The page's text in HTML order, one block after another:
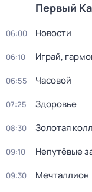
Первый
06:00 Новости
06:10 Играй,
06:55 Часовой
07:25 Здоровье
08:30 Золотая
09:10 Непутёвые
09:30 Мечталлион